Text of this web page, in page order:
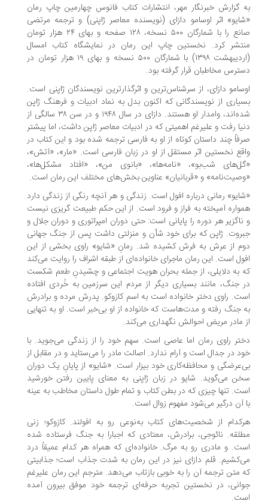
گزارش خبرنگار مهر، انتشارات کتاب فانوس چهارمین چاپ رمان
اثر اوسامو دازای (نویسنده معاصر ژاپنی) و ترجمه مرتضی
صانع را با شمارگان ۵۰۰ نسخه، ۱۲۸ صفحه و بهای ۲۴ هزار تومان
کرد. نخستین چاپ این رمان در نمایشگاه کتاب امسال
(اردیبهشت ۱۳۹۸) با شمارگان ۵۰۰ نسخه و بهای ۱۹ هزار تومان در
مخاطبان قرار گرفته بود.
دازای، از سرشناس‌ترین و اثرگذارترین نویسندگان ژاپنی است.
از نویسندگانی که اکنون بدل به نماد ادبیات و فرهنگ ژاپن
شده‌اند، وامدار او هستند. دازای در سال ۱۹۴۸ و در سن ۳۸ سالگی از
رفت و علیرغم اهمیتی که در ادبیات معاصر ژاپن داشت، اما پیشتر
چند داستان کوتاه از او به فارسی ترجمه شده بود و این کتاب در
نخستین اثر مستقل از او در زبان فارسی است. «مار»، «آتش»،
شب‌بو»، «نامه‌ها»، «بانوی من»، «افتاد مشکل‌ها»،
و «قربانیان» عناوین بخش‌های مختلف این رمان است.
رمانی درباره افول است. زندگی و هر آنچه رنگی از زندگی دارد
آمیخته به فراز و فرود است. از این حکم طبیعت گریزی نیست
هر دوره را پایانی است: حتی دوران امپراتوری و دوران جلال و
ژاپن که برای خود شأن و منزلتی داشت پس از جنگ جهانی
از عرش به فرش کشیده شد. رمانِ «شایو» راوی بخشی از این
است. این رمان ماجرای خانواده‌ای از طبقه اشراف را روایت می‌کند
به دلایلی، از جمله بحران هویت اجتماعی و چشیدنِ طعم شکست
جنگ، مانند بسیاری دیگر از مردم این سرزمین به خُردی افتاده
راوی دختر خانواده است به اسم کازوکو. پدرش مرده و برادرش
جنگ رفته و مدت‌هاست که خانواده از او بی‌خبر است. او به تنهایی
مادر مریض احوالش نگهداری می‌کند.
راوی رمان اما عاصی است. سهم خود را از زندگی می‌جوید. با
در جدال است و آرام ندارد. اصالت مادر را می‌ستاید و در مقابل از
و محافظه‌کاری خود بیزار است. «شایو» از پایانِ یک دوران
می‌گوید. شایو در زبان ژاپنی به معنای پایین رفتن خورشید
تنها چیزی که در بطن کتاب و تمام طول داستان مخاطب به عینه
آن درگیر می‌شود مفهوم زوال است.
از شخصیت‌های کتاب به‌نوعی رو به افولند. کازوکو؛ زنی
نائوجی، برادرش، معتادی که اجبارا به جنگ فرستاده شده
و مادری رو به مرگ. خانواده‌ای که همراه هر کدام عمیقاً درد
قلم دازای نیز در این رمان به شدت جذاب است؛ جذابیتی
متن ترجمه آن را به خوبی بازتاب می‌دهد. مترجم این رمان علیرغم
در نخستین تجربه حرفه‌ای ترجمه خود موفق بیرون آمده